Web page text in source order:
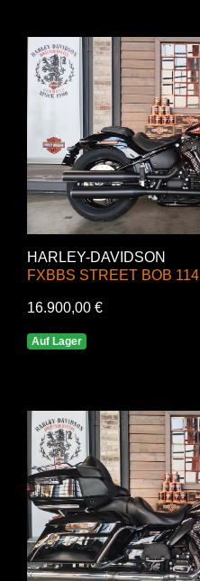
HARLEY-DAVIDSON
FXBBS STREET BOB 114
16.900,00 €
Auf Lager